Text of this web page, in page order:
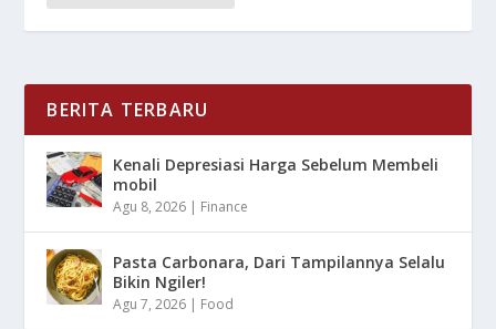
BERITA TERBARU
Kenali Depresiasi Harga Sebelum Membeli
mobil
Agu 8, 2026 | Finance
Pasta Carbonara, Dari Tampilannya Selalu
Bikin Ngiler!
Agu 7, 2026 | Food